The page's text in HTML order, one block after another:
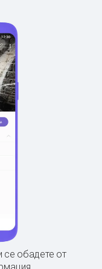
се обадете от